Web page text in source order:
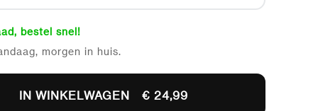
bestel snel!
morgen in huis.
IN WINKELWAGEN € 24,99